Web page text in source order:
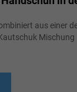
aus einer
Mischung